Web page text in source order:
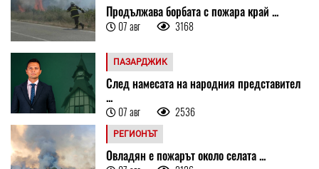
Продължава борбата с пожара край ...
07 авг 3168
ПАЗАРДЖИК
След намесата на народния представител
...
07 авг 2536
РЕГИОНЪТ
Овладян е пожарът около селата ...